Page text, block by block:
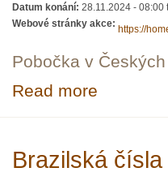
Datum konání: 28.11.2024 - 08:00
Webové stránky akce:
https://
Pobočka v
Read more
Brazilská